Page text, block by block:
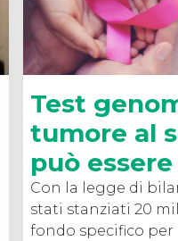
Test
tumore al
può
Con la legge di
stati stanziati 20
fondo specifico